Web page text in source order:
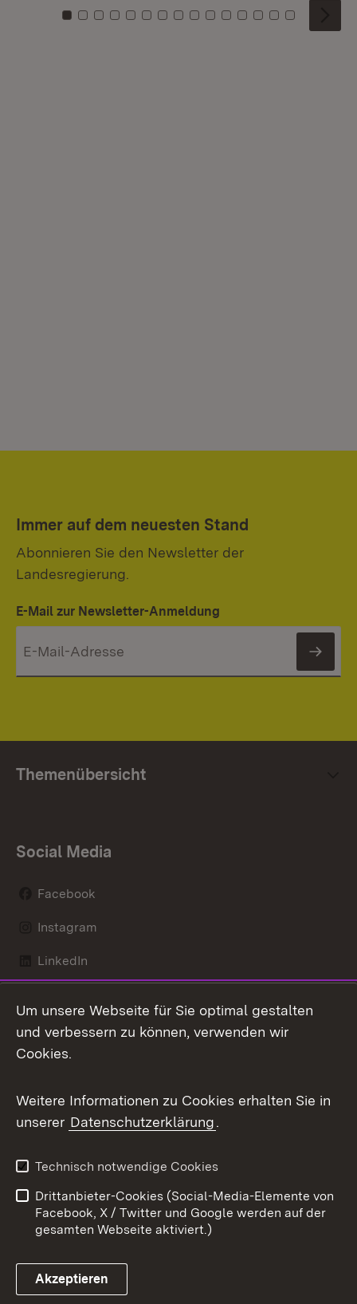
Zu Kachel: 0
Zu Kachel: 1
Zu Kachel: 2
Zu Kachel: 3
Zu Kachel: 4
Zu Kachel: 5
Zu Kachel: 6
Zu Kachel: 7
Zu Kachel: 8
Zu Kachel: 9
Zu Kachel: 10
Zu Kachel: 11
Zu Kachel: 12
Zu Kachel:
Zu
Immer auf dem neuesten Stand
Abonnieren Sie den Newsletter der
Landesregierung.
E-Mail zur Newsletter-Anmeldung
Themenübersicht
Social Media
Facebook
Instagram
LinkedIn
X / Twitter
Youtube
Link zum Landesportal
Kontakt
Datenschutz
Barrierefreiheit
Impressum
Cookies
Um unsere Webseite für Sie optimal gestalten
und verbessern zu können, verwenden wir
Cookies.
Weitere Informationen zu Cookies erhalten Sie in
unserer Datenschutzerklärung.
Technisch notwendige Cookies
Drittanbieter-Cookies (Social-Media-Elemente von
Facebook, X / Twitter und Google werden auf der
gesamten Webseite aktiviert.)
Akzeptieren